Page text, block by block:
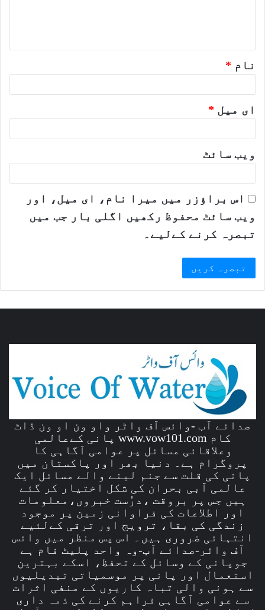
نام *
ای میل *
ویب‌ سائٹ
اس براؤزر میں میرا نام، ای میل، اور
ویب سائٹ محفوظ رکھیں اگلی بار جب میں
تبصرہ کرنے کےلیے۔
صدائے آب -وائس آف واٹر واو ون او ون ڈاٹ
کام www.vow101.com پانی کےعالمی
وعلاقائی مسائل پر عوامی آگاہی کا
پروگرام ہے۔ دنیا بھر اور پاکستان میں
پانی کی قلت سے جنم لینے والے مسائل ایک
عالمی آبی بحران کی شکل اختیار کر گئے
ہیں جس پر بروقت ،درُست خبروں،معلومات
اور اطلاعات کی فراوانی زمین پر موجود
زندگی کی بقا، ترویج اور ترقی کےلئیے
انتہائی ضروری ہیں۔ اس پس منظر میں وائس
آف واٹر-صدائے آب-وہ واحد پلیٹ فام ہے
جوپانی کے وسائل کے تحفظ، اسکے بہترین
استعمال اور پانی پر موسمیاتی تبدیلیوں
سے ہونی والی تباہ کاریوں کے منفی اثرات
سے عوامی آگاہی فراہم کرنے کی ذمہ داری